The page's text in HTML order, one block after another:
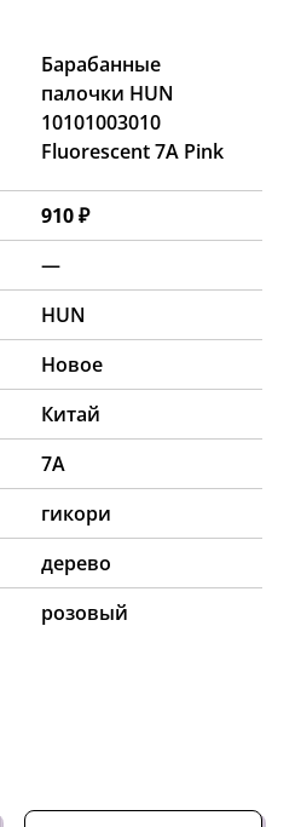
Барабанные
палочки HUN
10101003010
Fluorescent 7A Pink
910 ₽
—
HUN
Новое
Китай
7A
гикори
дерево
розовый